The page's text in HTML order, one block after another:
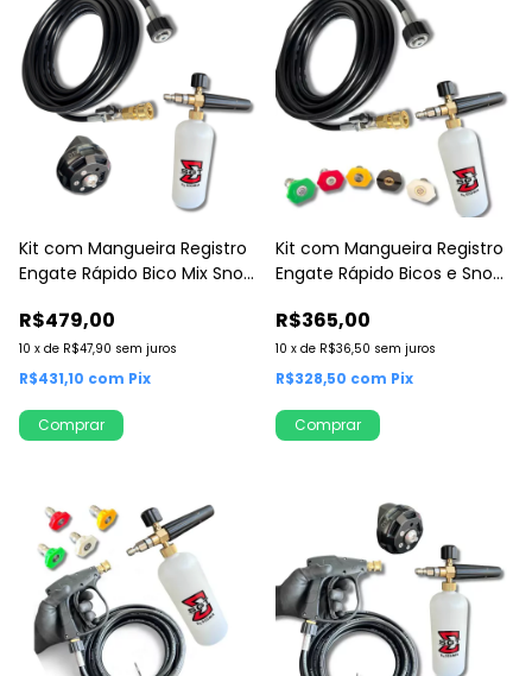
Kit com Mangueira Registro
Engate Rápido Bico Mix Snow
R$479,00
10 x de R$47,90 sem juros
R$431,10 com Pix
Comprar
Kit com Mangueira Registro
Engate Rápido Bicos e Snow
R$365,00
10 x de R$36,50 sem juros
R$328,50 com Pix
Comprar